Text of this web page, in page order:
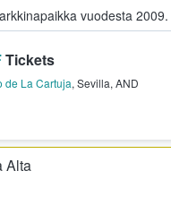
vuodesta 2009.
ja myyvät lippuja
Tickets
de La Cartuja, Sevilla, AND
Alta